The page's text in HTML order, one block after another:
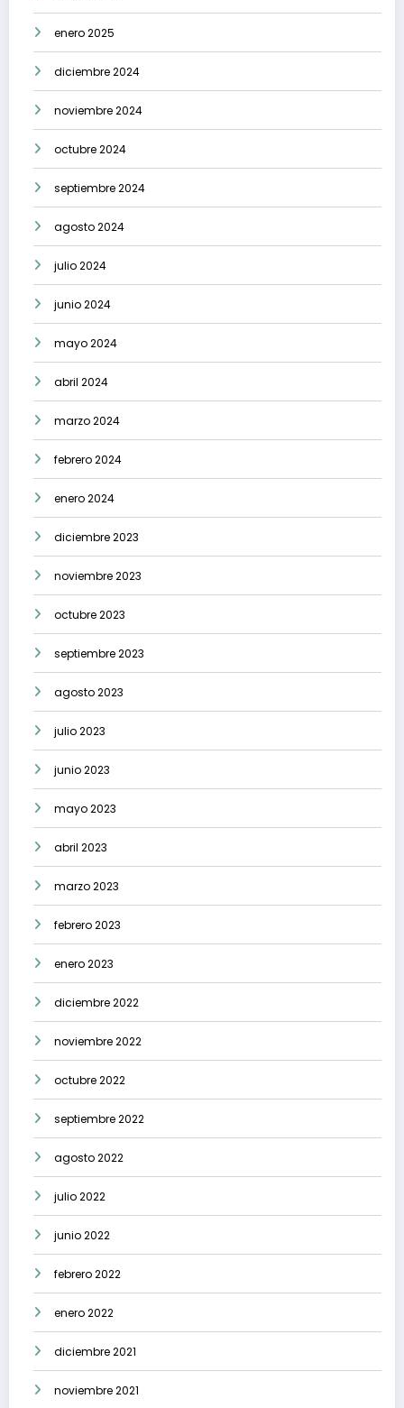
enero 2025
diciembre 2024
noviembre 2024
octubre 2024
septiembre 2024
agosto 2024
julio 2024
junio 2024
mayo 2024
abril 2024
marzo 2024
febrero 2024
enero 2024
diciembre 2023
noviembre 2023
octubre 2023
septiembre 2023
agosto 2023
julio 2023
junio 2023
mayo 2023
abril 2023
marzo 2023
febrero 2023
enero 2023
diciembre 2022
noviembre 2022
octubre 2022
septiembre 2022
agosto 2022
julio 2022
junio 2022
febrero 2022
enero 2022
diciembre 2021
noviembre 2021